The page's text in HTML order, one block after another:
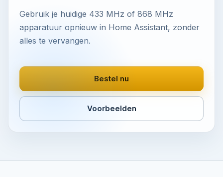
Gebruik je huidige 433 MHz of 868 MHz
apparatuur opnieuw in Home Assistant, zonder
alles te vervangen.
Bestel nu
Voorbeelden